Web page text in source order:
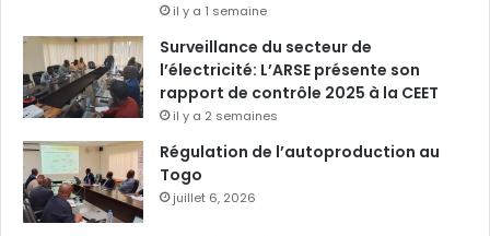
il y a 1 semaine
Surveillance du secteur de
l’électricité: L’ARSE présente son
rapport de contrôle 2025 à la CEET
il y a 2 semaines
Régulation de l’autoproduction au
Togo
juillet 6, 2026